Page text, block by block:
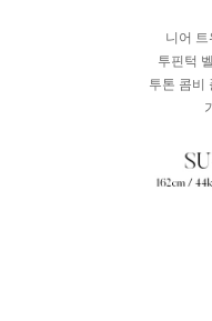
니어 트
투핀턱
투톤 콤비